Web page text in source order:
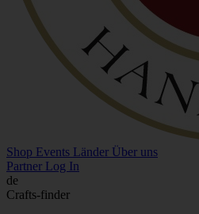
Shop Events Länder Über uns
Partner Log In
de
Crafts-finder